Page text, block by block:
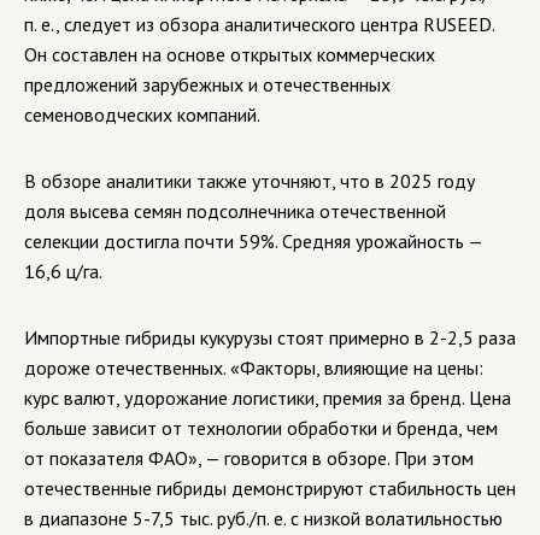
п. е., следует из обзора аналитического центра RUSEED.
Он составлен на основе открытых коммерческих
предложений зарубежных и отечественных
семеноводческих компаний.
В обзоре аналитики также уточняют, что в 2025 году
доля высева семян подсолнечника отечественной
селекции достигла почти 59%. Средняя урожайность —
16,6 ц/га.
Импортные гибриды кукурузы стоят примерно в 2-2,5 раза
дороже отечественных. «Факторы, влияющие на цены:
курс валют, удорожание логистики, премия за бренд. Цена
больше зависит от технологии обработки и бренда, чем
от показателя ФАО», — говорится в обзоре. При этом
отечественные гибриды демонстрируют стабильность цен
в диапазоне 5-7,5 тыс. руб./п. е. с низкой волатильностью